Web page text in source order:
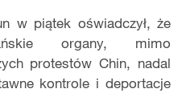
w piątek oświadczył, że
organy, mimo
protestów Chin, nadal
kontrole i deportacje